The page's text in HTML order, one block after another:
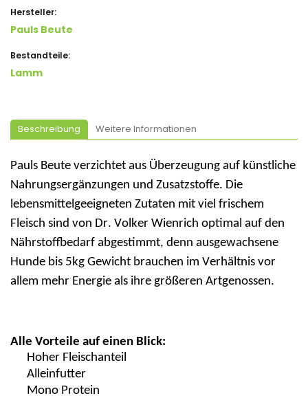
Hersteller:
Pauls Beute
Bestandteile:
Lamm
Beschreibung Weitere Informationen
Pauls Beute verzichtet aus Überzeugung auf künstliche
Nahrungsergänzungen und Zusatzstoffe. Die
lebensmittelgeeigneten Zutaten mit viel frischem
Fleisch sind von Dr. Volker Wienrich optimal auf den
Nährstoffbedarf abgestimmt, denn ausgewachsene
Hunde bis 5kg Gewicht brauchen im Verhältnis vor
allem mehr Energie als ihre größeren Artgenossen.
Alle Vorteile auf einen Blick:
Hoher Fleischanteil
Alleinfutter
Mono Protein